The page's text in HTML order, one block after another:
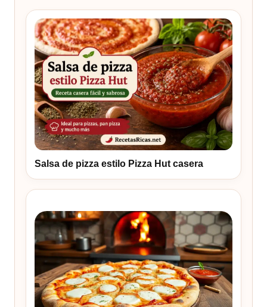
Salsa de pizza estilo Pizza Hut casera